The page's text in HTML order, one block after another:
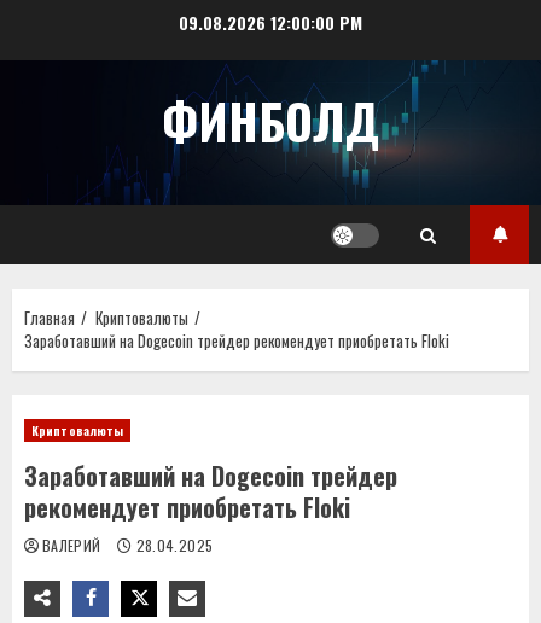
09.08.2026 12:00:00 PM
ФИНБОЛД
Главная
Криптовалюты
Заработавший на Dogecoin трейдер рекомендует приобретать Floki
Криптовалюты
Заработавший на Dogecoin трейдер
рекомендует приобретать Floki
ВАЛЕРИЙ 28.04.2025